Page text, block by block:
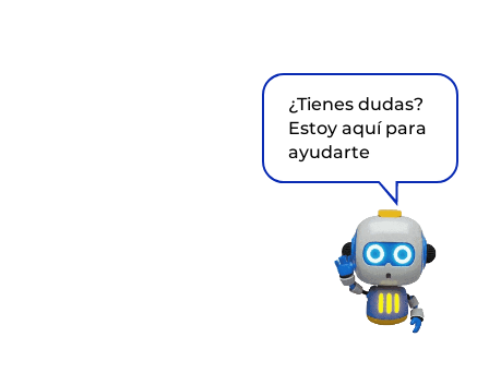
¿Tienes dudas?
Estoy aquí para
ayudarte